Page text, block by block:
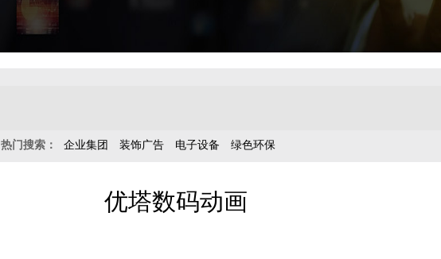
热门搜索： 企业集团 装饰广告 电子设备 绿色环保
优塔数码动画